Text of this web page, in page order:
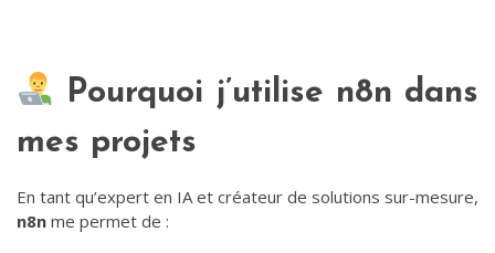
Pourquoi j’utilise n8n dans
mes projets
En tant qu’expert en IA et créateur de solutions sur-mesure,
n8n me permet de :